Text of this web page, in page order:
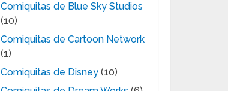
Comiquitas de Blue Sky Studios
(10)
Comiquitas de Cartoon Network
(1)
Comiquitas de Disney (10)